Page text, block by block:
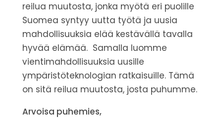
reilua muutosta, jonka myötä eri puolille
Suomea syntyy uutta työtä ja uusia
mahdollisuuksia elää kestävällä tavalla
hyvää elämää. Samalla luomme
vientimahdollisuuksia uusille
ympäristöteknologian ratkaisuille. Tämä
on sitä reilua muutosta, josta puhumme.
Arvoisa puhemies,